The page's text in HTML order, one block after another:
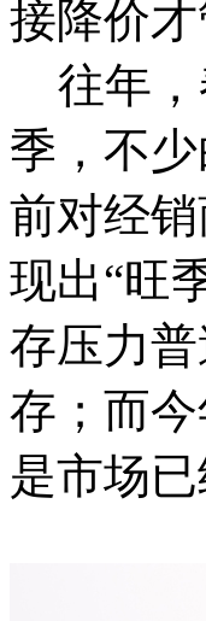
接降价
往年，
季，不
前对经
现出“旺
存压力
存；而
是市场已